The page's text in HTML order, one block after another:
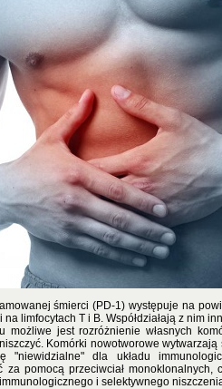
śmierci (PD-1) występuje na
limfocytach T i B. Współdziałają z nim
możliwe jest rozróżnienie własnych
Komórki nowotworowe
dla układu
za pomocą przeciwciał monoklonalnych,
i selektywnego